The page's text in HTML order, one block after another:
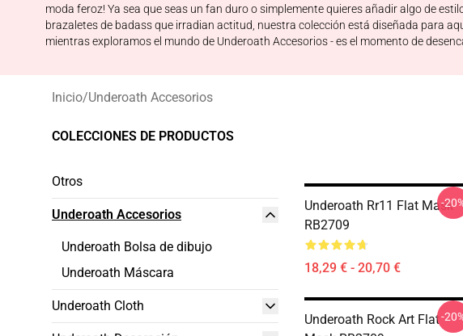
moda feroz! Ya sea que seas un fan duro o simplemente quieres añadir algo de
brazaletes de badass que irradian actitud, nuestra colección está diseñada para
mientras exploramos el mundo de Underoath Accesorios - es el momento de
Inicio/Underoath Accesorios
COLECCIONES DE PRODUCTOS
Otros
Underoath Accesorios
Underoath Bolsa de dibujo
Underoath Máscara
Underoath Cloth
Underoath Rr11 Flat Mask
RB2709
18,29 € - 20,70 €
-
Underoath Rock Art Flat-